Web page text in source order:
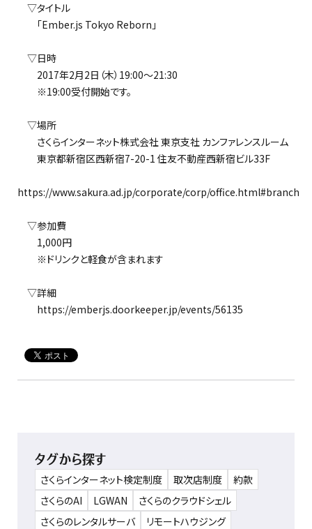
▽タイトル
「Ember.js Tokyo Reborn」
▽日時
2017年2月2日（木）19:00～21:30
※19:00受付開始です。
▽場所
さくらインターネット株式会社 東京支社 カンファレンスルーム
東京都新宿区西新宿7-20-1 住友不動産西新宿ビル33F
https://www.sakura.ad.jp/corporate/corp/office.html#branch
▽参加費
1,000円
※ドリンクと軽食が含まれます
▽詳細
https://emberjs.doorkeeper.jp/events/56135
タグから探す
さくらインターネット検定制度 取次店制度
約款
さくらのAI
LGWAN
さくらのクラウドシェル
さくらのレンタルサーバ
リモートハウジング